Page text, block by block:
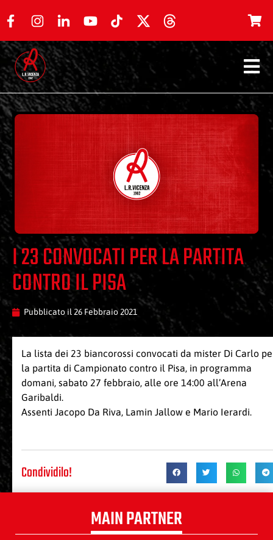
I 23 CONVOCATI PER LA PARTITA
CONTRO IL PISA
Pubblicato il 26 Febbraio 2021
La lista dei 23 biancorossi convocati da mister Di Carlo
la partita di Campionato contro il Pisa, in programma
domani, sabato 27 febbraio, alle ore 14:00 all’Arena
Garibaldi.
Assenti Jacopo Da Riva, Lamin Jallow e Mario Ierardi.
Condividilo!
MAIN PARTNER